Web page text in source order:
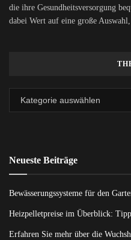
die ihre Gesundheitsversorgung
dabei Wert auf eine große
Neueste Beiträge
Bewässerungssysteme für den
Heizpelletpreise im Überblick:
Erfahren Sie mehr über die